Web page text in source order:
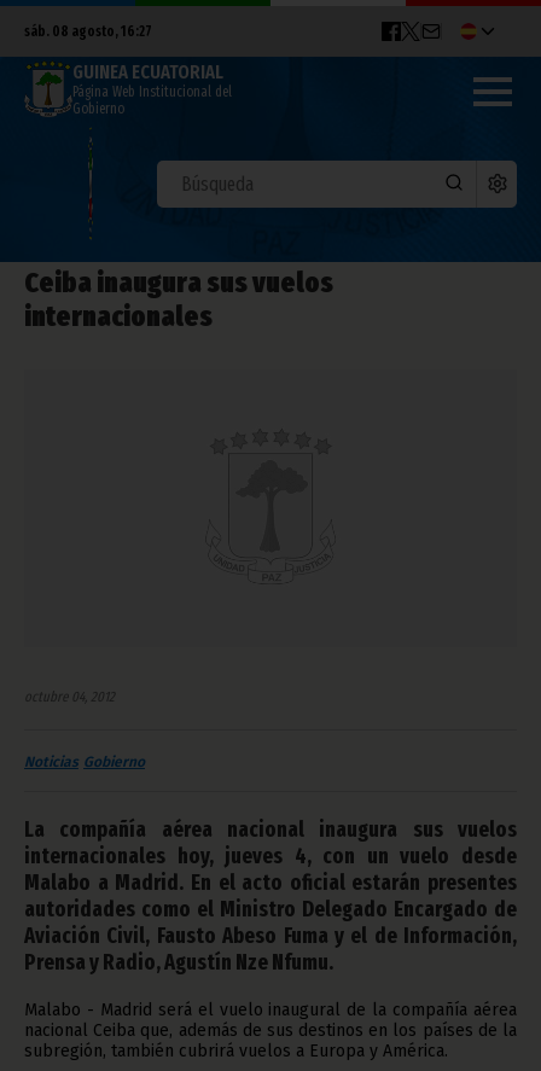
sáb. 08 agosto, 16:27
GUINEA ECUATORIAL
Página Web Institucional del
Gobierno
Ceiba inaugura sus vuelos
internacionales
octubre 04, 2012
Noticias Gobierno
La compañía aérea nacional inaugura sus vuelos
internacionales hoy, jueves 4, con un vuelo desde
Malabo a Madrid. En el acto oficial estarán presentes
autoridades como el Ministro Delegado Encargado de
Aviación Civil, Fausto Abeso Fuma y el de Información,
Prensa y Radio, Agustín Nze Nfumu.
Malabo - Madrid será el vuelo inaugural de la compañía aérea
nacional Ceiba que, además de sus destinos en los países de la
subregión, también cubrirá vuelos a Europa y América.